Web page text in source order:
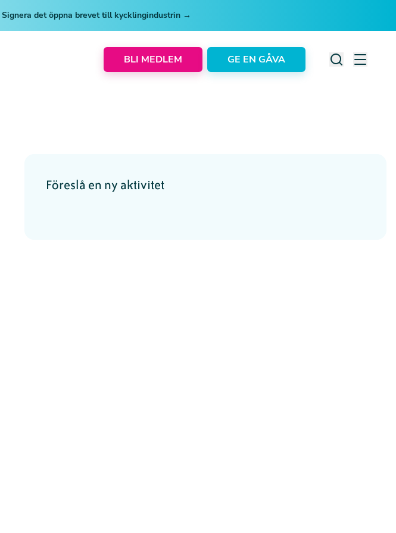
Signera det öppna brevet till kycklingindustrin →
BLI MEDLEM GE EN GÅVA
Föreslå en ny aktivitet